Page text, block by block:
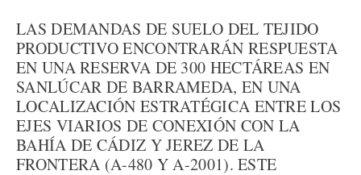
LAS DEMANDAS DE SUELO DEL TEJIDO
PRODUCTIVO ENCONTRARÁN RESPUESTA
EN UNA RESERVA DE 300 HECTÁREAS EN
SANLÚCAR DE BARRAMEDA, EN UNA
LOCALIZACIÓN ESTRATÉGICA ENTRE LOS
EJES VIARIOS DE CONEXIÓN CON LA
BAHÍA DE CÁDIZ Y JEREZ DE LA
FRONTERA (A-480 Y A-2001). ESTE